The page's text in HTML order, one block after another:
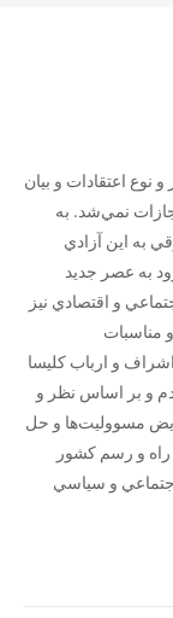
اعتقادات و بيان
نمي‌شد. به
به اين آزادي
به عصر جديد
و اقتصادي نيز
مناسبات
و ارباب کليسا
و بر اساس نظر و
مسووليت‌ها و حل
راه و رسم کشور
و سياسي